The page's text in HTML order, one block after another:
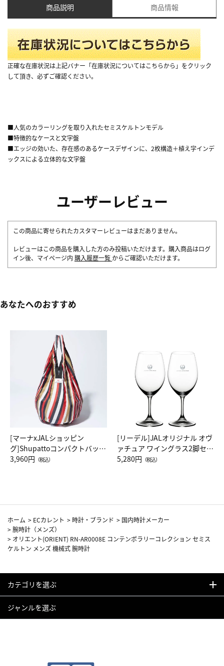
商品説明 商品情報
正確な在庫状況は上記バナー「在庫状況についてはこちらから」をクリック
して頂き、必ずご確認ください。
■人気のカラーリングを取り入れたセミスケルトンモデル
■特徴的なケースと文字盤
■エッジの効いた、存在感のあるケースデザインに、2枚構造＋植え字インデ
ックスによる立体的な文字盤
ユーザーレビュー
この商品に寄せられたカスタマーレビューはまだありません。
レビューはこの商品を購入した方のみ投稿いただけます。購入商品はログ
イン後、マイページ内 購入履歴一覧 からご確認いただけます。
あなたへのおすすめ
[マーナxJALショッピン
グ]Shupattoコンパクトバッグ
Drop JAL客室乗務員（LC）ス
3,960円 （税込）
[リーデル]JALオリジナル オヴ
ァチュア ワイングラス2脚セッ
ト（レッドワイン）
5,280円 （税込）
ホーム > ECカレント > 時計・ブランド > 国内時計メーカー
>腕時計（メンズ）
> オリエント(ORIENT) RN-AR0008E コンテンポラリーコレクション セミス
ケルトン メンズ 機械式 腕時計
カテゴリを選ぶ
ジャンルを選ぶ